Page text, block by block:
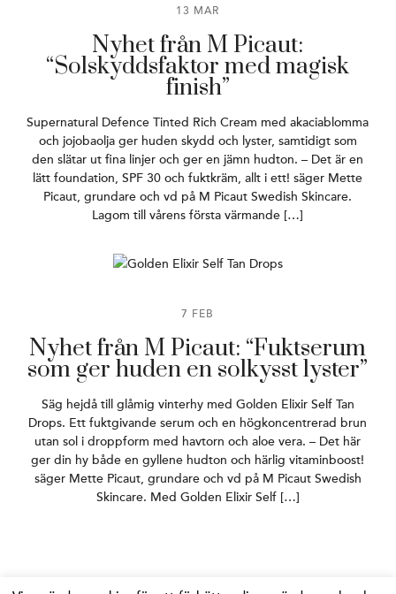
13 MAR
Nyhet från M Picaut:
“Solskyddsfaktor med magisk
finish”
Supernatural Defence Tinted Rich Cream med akaciablomma
och jojobaolja ger huden skydd och lyster, samtidigt som
den slätar ut fina linjer och ger en jämn hudton. – Det är en
lätt foundation, SPF 30 och fuktkräm, allt i ett! säger Mette
Picaut, grundare och vd på M Picaut Swedish Skincare.
Lagom till vårens första värmande […]
7 FEB
Nyhet från M Picaut: “Fuktserum
som ger huden en solkysst lyster”
Säg hejdå till glåmig vinterhy med Golden Elixir Self Tan
Drops. Ett fuktgivande serum och en högkoncentrerad brun
utan sol i droppform med havtorn och aloe vera. – Det här
ger din hy både en gyllene hudton och härlig vitaminboost!
säger Mette Picaut, grundare och vd på M Picaut Swedish
Skincare. Med Golden Elixir Self […]